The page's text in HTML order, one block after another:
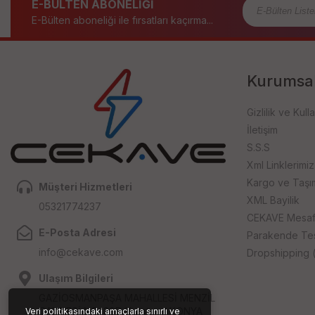
Veri politikasındaki amaçlarla sınırlı ve
E-BÜLTEN ABONELİĞİ
E-Bülten aboneliği ile fırsatları kaçırma...
Müşteri Hizmetleri
05321774237
E-Posta Adresi
info@cekave.com
Ulaşım Bilgileri
GAZİOSMANPAŞA MAHALLESİ MENZİL
CADDESİ NO: 29D Karatay / KONYA
Gizlilik ve
İletişim
S.S.S
Xml Linklerimiz
Kargo ve
XML Bayilik
CEKAVE
Parakende
Dropshipping